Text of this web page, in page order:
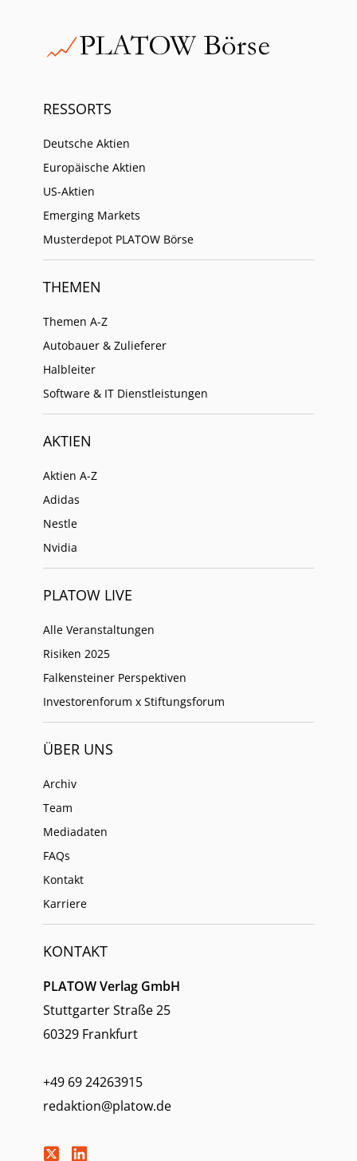
RESSORTS
Deutsche Aktien
Europäische Aktien
US-Aktien
Emerging Markets
Musterdepot PLATOW Börse
THEMEN
Themen A-Z
Autobauer & Zulieferer
Halbleiter
Software & IT Dienstleistungen
AKTIEN
Aktien A-Z
Adidas
Nestle
Nvidia
PLATOW LIVE
Alle Veranstaltungen
Risiken 2025
Falkensteiner Perspektiven
Investorenforum x Stiftungsforum
ÜBER UNS
Archiv
Team
Mediadaten
FAQs
Kontakt
Karriere
KONTAKT
PLATOW Verlag GmbH
Stuttgarter Straße 25
60329 Frankfurt
+49 69 24263915
redaktion@platow.de